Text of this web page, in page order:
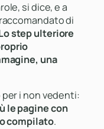
si dice, e a
di
step ulteriore
una
i non vedenti:
le pagine con
compilato.